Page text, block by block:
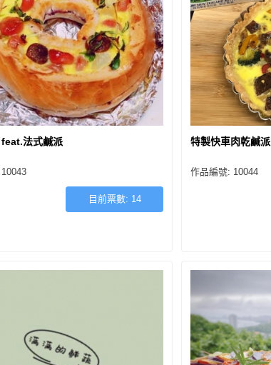
法式鹹派
目前票數: 14
特製快車肉乾鹹派
作品編號: 10044